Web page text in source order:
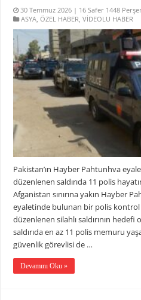
30 Temmuz 2026 | 16 Safer 1448
ASYA ,ÖZEL HABER ,VİDEOLU HABER
Pakistan’ın Hayber Pahtunhva
düzenlenen saldırıda 11 polis
Afganistan sınırına yakın Hayber
eyaletinde bulunan bir polis kontrol
düzenlenen silahlı saldırının
saldırıda en az 11 polis memuru
güvenlik görevlisi de …
Devamını Oku »